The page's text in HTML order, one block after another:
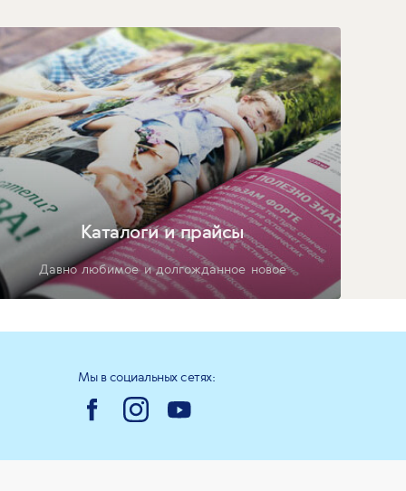
Каталоги и прайсы
Давно любимое и долгожданное новое
Мы в социальных сетях: